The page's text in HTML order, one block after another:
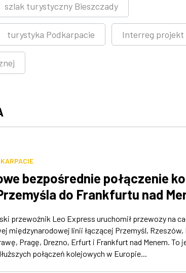
szlak turystyczny Bieszczady
turystyka Podkarpacie Interreg projekt
bezpośrednie połączenie
do Frankfurtu nad
przewoźnik Leo Express uruchomił przewozy na
międzynarodowej linii łączącej Przemyśl, Rzeszów,
Pragę, Drezno, Erfurt i Frankfurt nad Menem. To
połączeń kolejowych w Europie...